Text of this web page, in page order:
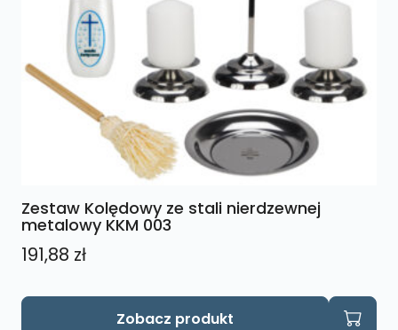
Zestaw Kolędowy ze stali nierdzewnej
metalowy KKM 003
191,88 zł
Zobacz produkt